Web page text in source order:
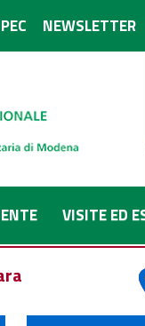
PEC NEWSLETTER
VISITE ED